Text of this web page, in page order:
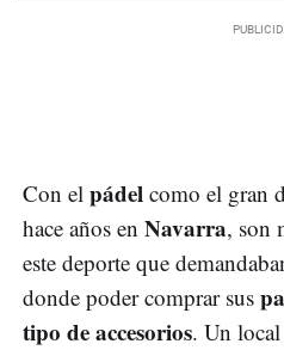
Con el pádel como el gran
hace años en Navarra, son
este deporte que
donde poder comprar sus
tipo de accesorios. Un